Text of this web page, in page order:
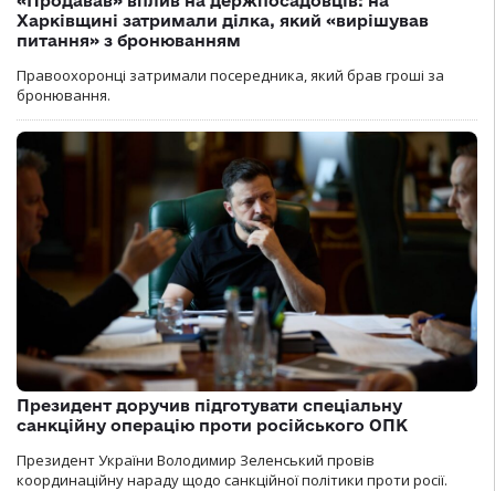
Харківщині затримали ділка, який «вирішував
питання» з бронюванням
Правоохоронці затримали посередника, який брав гроші за
бронювання.
Президент доручив підготувати спеціальну
санкційну операцію проти російського ОПК
Президент України Володимир Зеленський провів
координаційну нараду щодо санкційної політики проти росії.